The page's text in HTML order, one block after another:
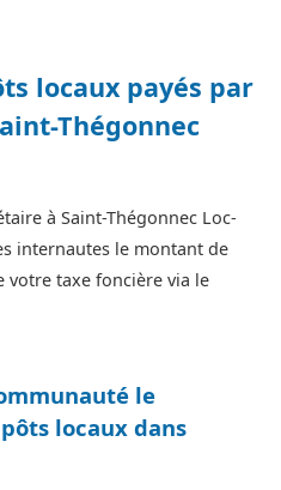
locaux payés par
Thégonnec
à Saint-Thégonnec Loc-
internautes le montant de
taxe foncière via le
le
locaux dans